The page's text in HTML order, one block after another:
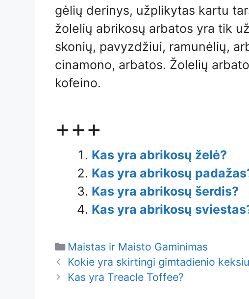
gėlių derinys, užplikytas kartu
žolelių abrikosų arbatos yra tik
skonių, pavyzdžiui, ramunėlių,
cinamono, arbatos. Žolelių
kofeino.
+++
Kas yra abrikosų želė?
Kas yra abrikosų
Kas yra abrikosų šerdis?
Kas yra abrikosų
Categories
Maistas ir Maisto Gaminimas
Kokie yra skirtingi gimtadienio
Kas yra Treacle Toffee?